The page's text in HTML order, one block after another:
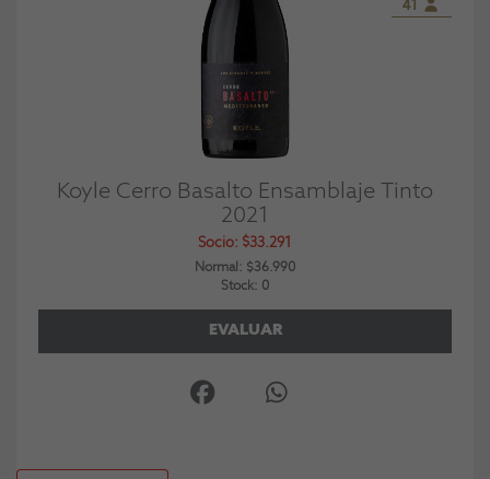
41
Koyle Cerro Basalto Ensamblaje Tinto
2021
Socio: $33.291
Normal: $36.990
Stock: 0
EVALUAR